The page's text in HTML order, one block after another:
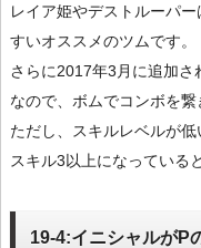
レイア姫やデストルーパ
すいオススメのツムです。
さらに2017年3月に追加
なので、ボムでコンボを繋
ただし、スキルレベルが
スキル3以上になっている
19-4:イニシャルがP